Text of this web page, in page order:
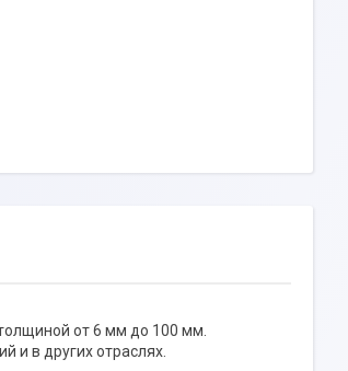
от 6 мм до 100 мм.
и в других отраслях.